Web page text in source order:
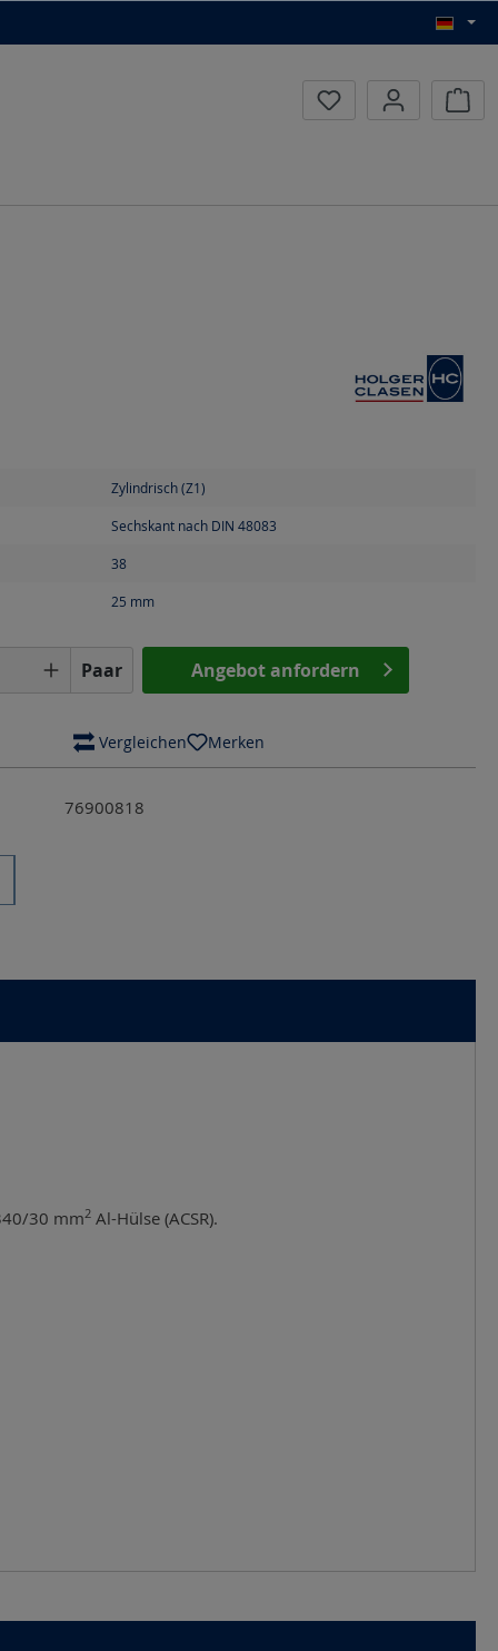
Zylindrisch (Z1)
Sechskant nach DIN 48083
38
25 mm
Anzahl: Gib den gewünschten Wert
Paar Angebot anfordern
Vergleichen Merken
76900818
30 mm2 Al-Hülse (ACSR).